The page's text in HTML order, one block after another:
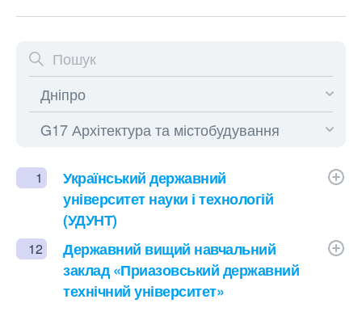
1
Український державний
університет науки і технологій
(УДУНТ)
12
Державний вищий навчальний
заклад «Приазовський державний
технічний університет»